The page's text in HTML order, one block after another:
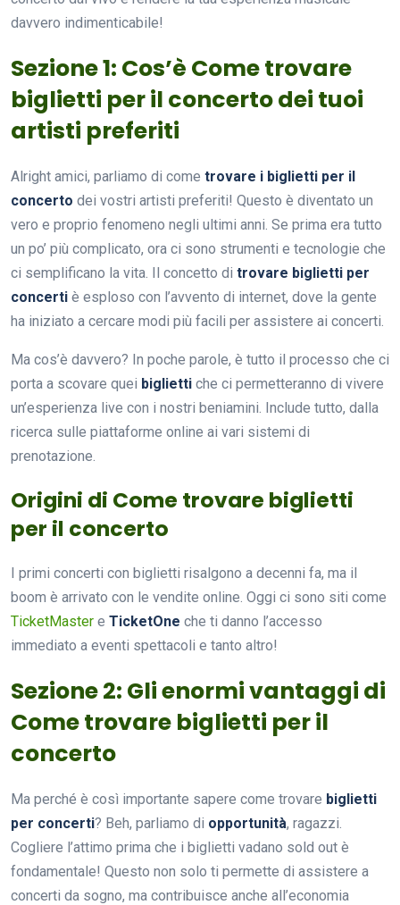
davvero indimenticabile!
Sezione 1: Cos’è Come trovare
biglietti per il concerto dei tuoi
artisti preferiti
Alright amici, parliamo di come trovare i biglietti per il
concerto dei vostri artisti preferiti! Questo è diventato un
vero e proprio fenomeno negli ultimi anni. Se prima era tutto
un po’ più complicato, ora ci sono strumenti e tecnologie che
ci semplificano la vita. Il concetto di trovare biglietti per
concerti è esploso con l’avvento di internet, dove la gente
ha iniziato a cercare modi più facili per assistere ai concerti.
Ma cos’è davvero? In poche parole, è tutto il processo che ci
porta a scovare quei biglietti che ci permetteranno di vivere
un’esperienza live con i nostri beniamini. Include tutto, dalla
ricerca sulle piattaforme online ai vari sistemi di
prenotazione.
Origini di Come trovare biglietti
per il concerto
I primi concerti con biglietti risalgono a decenni fa, ma il
boom è arrivato con le vendite online. Oggi ci sono siti come
TicketMaster e TicketOne che ti danno l’accesso
immediato a eventi spettacoli e tanto altro!
Sezione 2: Gli enormi vantaggi di
Come trovare biglietti per il
concerto
Ma perché è così importante sapere come trovare biglietti
per concerti? Beh, parliamo di opportunità, ragazzi.
Cogliere l’attimo prima che i biglietti vadano sold out è
fondamentale! Questo non solo ti permette di assistere a
concerti da sogno, ma contribuisce anche all’economia